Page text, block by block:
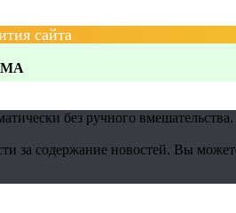
сайта
без ручного вмешательства.
за содержание новостей. Вы